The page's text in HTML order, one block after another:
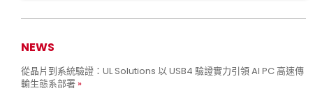
NEWS
從晶片到系統驗證：UL Solutions 以 USB4 驗證實力引領 AI PC 高速傳
輸生態系部署